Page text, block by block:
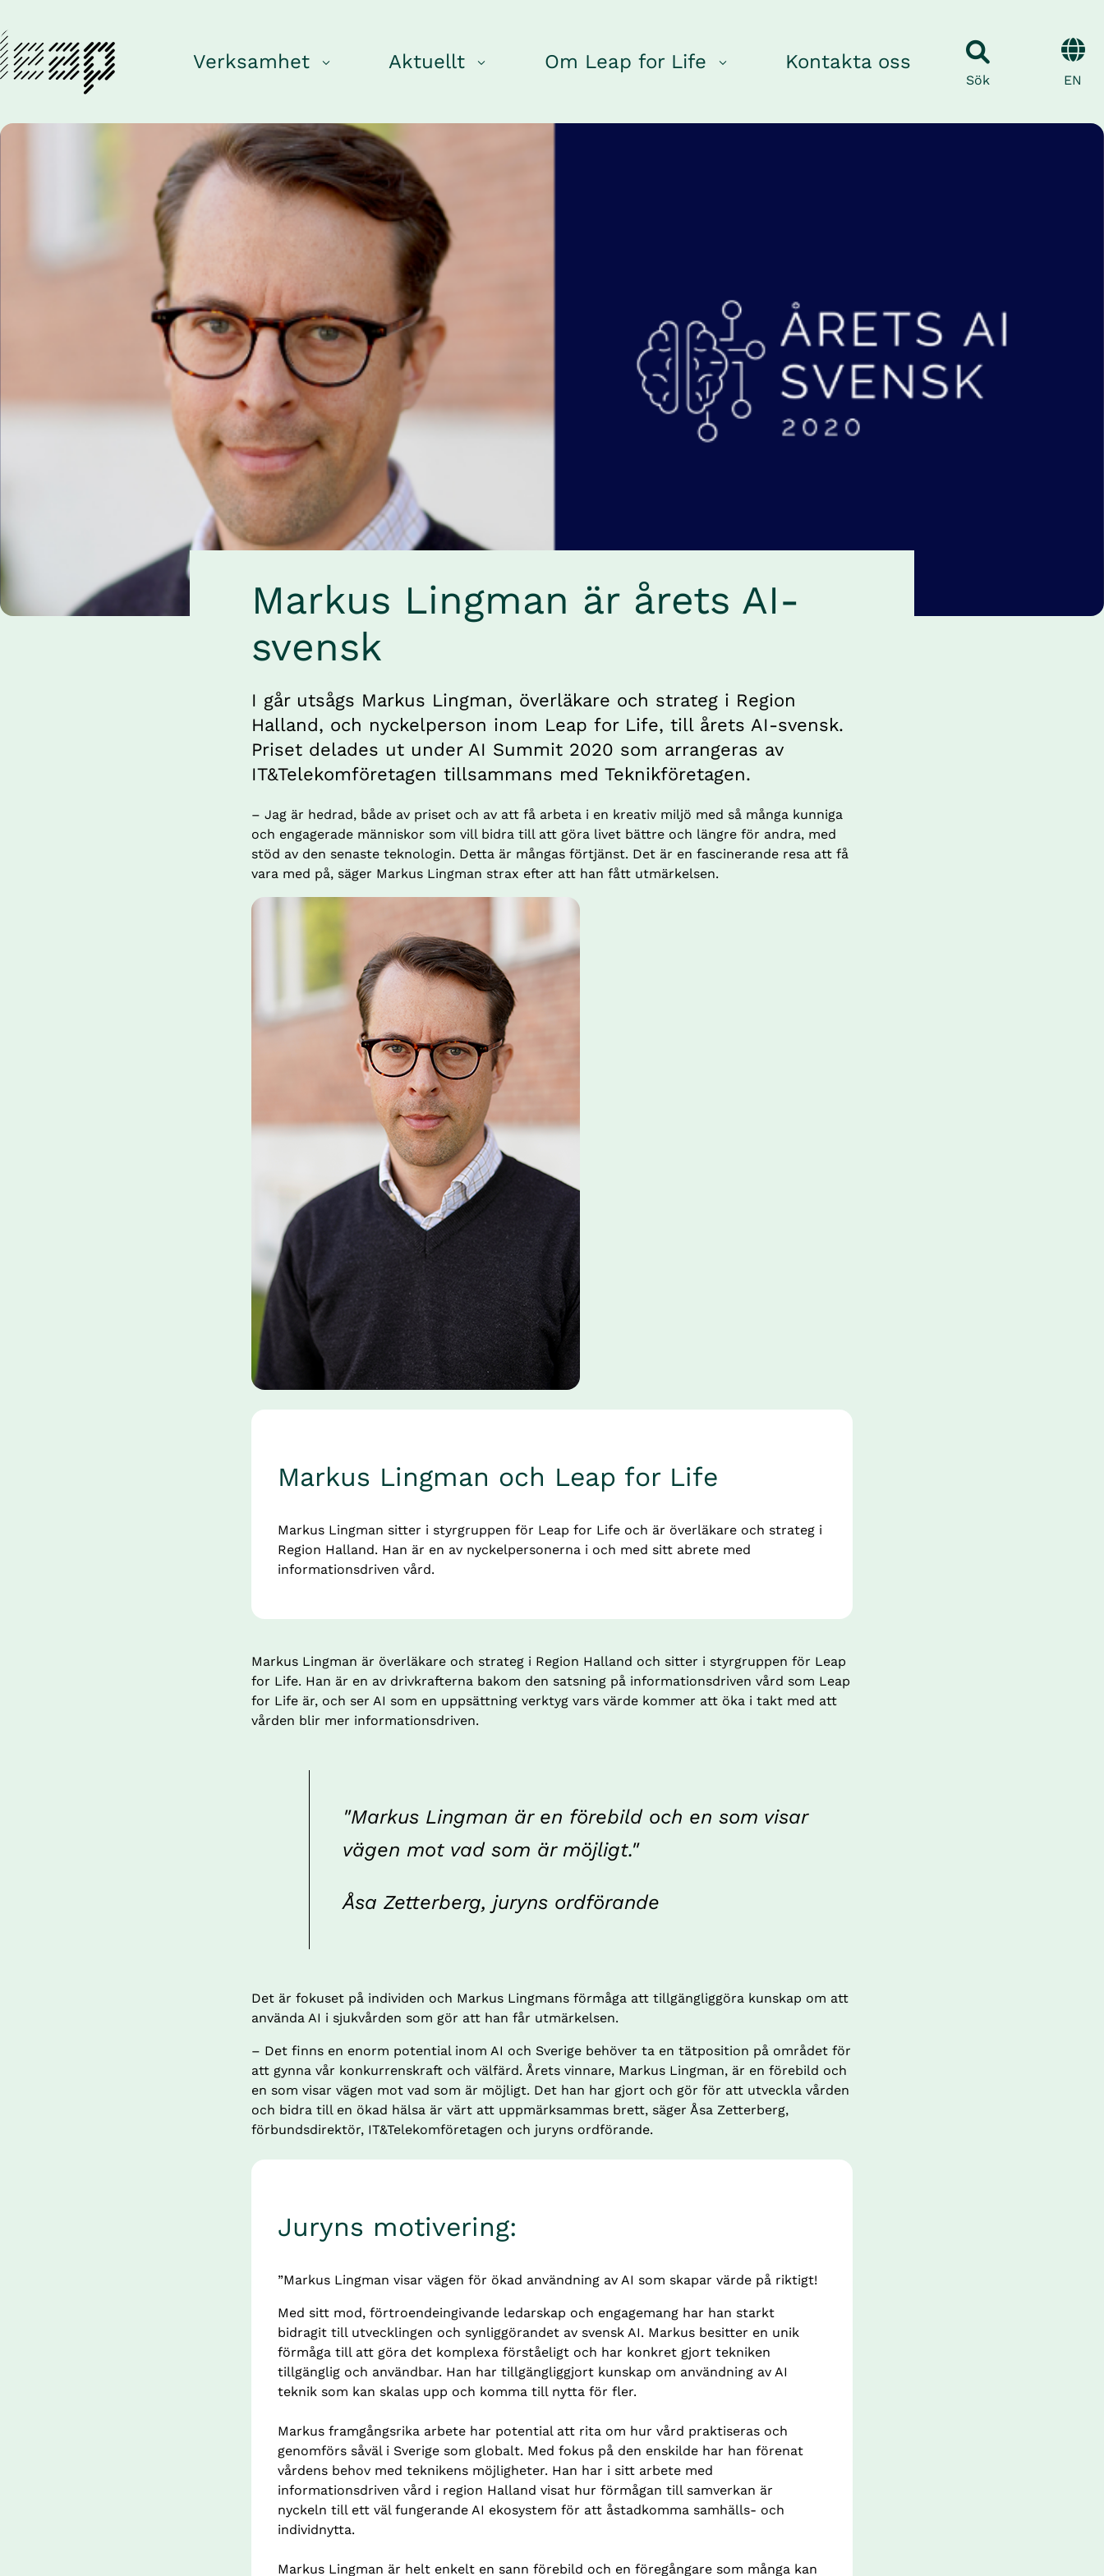
Verksamhet Aktuellt Om Leap for Life Kontakta oss
Sök EN
Markus Lingman är årets AI-
svensk
I går utsågs Markus Lingman, överläkare och strateg i Region
Halland, och nyckelperson inom Leap for Life, till årets AI-svensk.
Priset delades ut under AI Summit 2020 som arrangeras av
IT&Telekomföretagen tillsammans med Teknikföretagen.
– Jag är hedrad, både av priset och av att få arbeta i en kreativ miljö med så många kunniga
och engagerade människor som vill bidra till att göra livet bättre och längre för andra, med
stöd av den senaste teknologin. Detta är mångas förtjänst. Det är en fascinerande resa att få
vara med på, säger Markus Lingman strax efter att han fått utmärkelsen.
Markus Lingman och Leap for Life
Markus Lingman sitter i styrgruppen för Leap for Life och är överläkare och strateg i
Region Halland. Han är en av nyckelpersonerna i och med sitt abrete med
informationsdriven vård.
Markus Lingman är överläkare och strateg i Region Halland och sitter i styrgruppen för Leap
for Life. Han är en av drivkrafterna bakom den satsning på informationsdriven vård som Leap
for Life är, och ser AI som en uppsättning verktyg vars värde kommer att öka i takt med att
vården blir mer informationsdriven.
"Markus Lingman är en förebild och en som visar
vägen mot vad som är möjligt."
Åsa Zetterberg, juryns ordförande
Det är fokuset på individen och Markus Lingmans förmåga att tillgängliggöra kunskap om att
använda AI i sjukvården som gör att han får utmärkelsen.
– Det finns en enorm potential inom AI och Sverige behöver ta en tätposition på området för
att gynna vår konkurrenskraft och välfärd. Årets vinnare, Markus Lingman, är en förebild och
en som visar vägen mot vad som är möjligt. Det han har gjort och gör för att utveckla vården
och bidra till en ökad hälsa är värt att uppmärksammas brett, säger Åsa Zetterberg,
förbundsdirektör, IT&Telekomföretagen och juryns ordförande.
Juryns motivering:
”Markus Lingman visar vägen för ökad användning av AI som skapar värde på riktigt!
Med sitt mod, förtroendeingivande ledarskap och engagemang har han starkt
bidragit till utvecklingen och synliggörandet av svensk AI. Markus besitter en unik
förmåga till att göra det komplexa förståeligt och har konkret gjort tekniken
tillgänglig och användbar. Han har tillgängliggjort kunskap om användning av AI
teknik som kan skalas upp och komma till nytta för fler.
Markus framgångsrika arbete har potential att rita om hur vård praktiseras och
genomförs såväl i Sverige som globalt. Med fokus på den enskilde har han förenat
vårdens behov med teknikens möjligheter. Han har i sitt arbete med
informationsdriven vård i region Halland visat hur förmågan till samverkan är
nyckeln till ett väl fungerande AI ekosystem för att åstadkomma samhälls- och
individnytta.
Markus Lingman är helt enkelt en sann förebild och en föregångare som många kan